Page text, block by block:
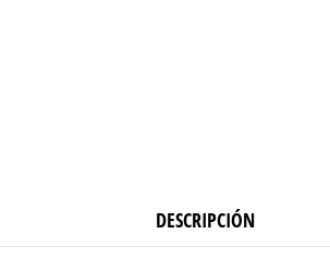
DESCRIPCIÓN